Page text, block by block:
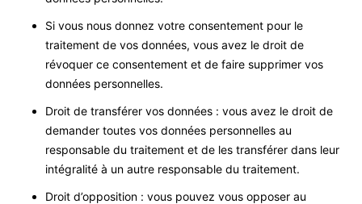
Si vous nous donnez votre consentement pour le
traitement de vos données, vous avez le droit de
révoquer ce consentement et de faire supprimer vos
données personnelles.
Droit de transférer vos données : vous avez le droit de
demander toutes vos données personnelles au
responsable du traitement et de les transférer dans leur
intégralité à un autre responsable du traitement.
Droit d’opposition : vous pouvez vous opposer au